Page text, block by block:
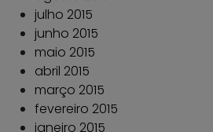
julho 2015
junho 2015
maio 2015
abril 2015
março 2015
fevereiro 2015
janeiro 2015